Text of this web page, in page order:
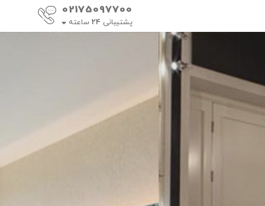
02175097700
پشتیبانی 24 ساعته